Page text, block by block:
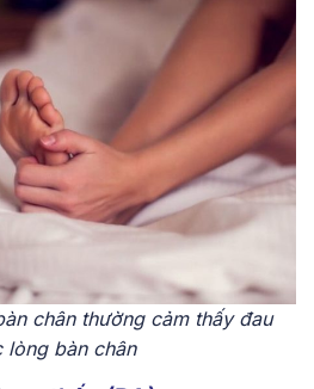
chân thường cảm thấy đau
lòng bàn chân